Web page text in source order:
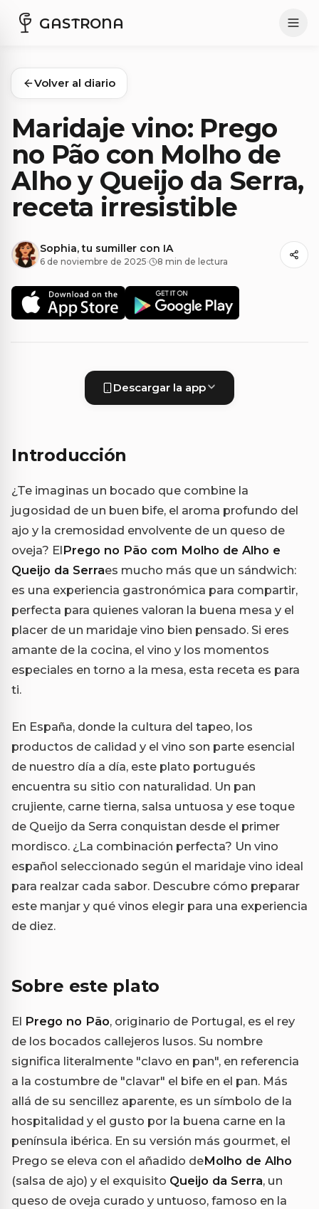
GASTRONA
Volver al diario
Maridaje vino: Prego
no Pão con Molho de
Alho y Queijo da Serra,
receta irresistible
Sophia, tu sumiller con IA
6 de noviembre de 2025· 8 min de lectura
Descargar la app
Introducción
¿Te imaginas un bocado que combine la
jugosidad de un buen bife, el aroma profundo del
ajo y la cremosidad envolvente de un queso de
oveja? ElPrego no Pão com Molho de Alho e
Queijo da Serraes mucho más que un sándwich:
es una experiencia gastronómica para compartir,
perfecta para quienes valoran la buena mesa y el
placer de un maridaje vino bien pensado. Si eres
amante de la cocina, el vino y los momentos
especiales en torno a la mesa, esta receta es para
ti.
En España, donde la cultura del tapeo, los
productos de calidad y el vino son parte esencial
de nuestro día a día, este plato portugués
encuentra su sitio con naturalidad. Un pan
crujiente, carne tierna, salsa untuosa y ese toque
de Queijo da Serra conquistan desde el primer
mordisco. ¿La combinación perfecta? Un vino
español seleccionado según el maridaje vino ideal
para realzar cada sabor. Descubre cómo preparar
este manjar y qué vinos elegir para una experiencia
de diez.
Sobre este plato
El Prego no Pão, originario de Portugal, es el rey
de los bocados callejeros lusos. Su nombre
significa literalmente "clavo en pan", en referencia
a la costumbre de "clavar" el bife en el pan. Más
allá de su sencillez aparente, es un símbolo de la
hospitalidad y el gusto por la buena carne en la
península ibérica. En su versión más gourmet, el
Prego se eleva con el añadido deMolho de Alho
(salsa de ajo) y el exquisito Queijo da Serra, un
queso de oveja curado y untuoso, famoso en la